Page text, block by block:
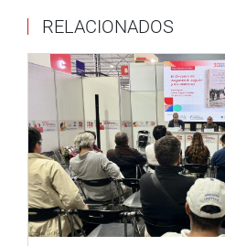
haya sumado a esta iniciativa
apruebe dicho proyecto de ley.
Actualmente, el consejo
por el Ejecutivo, por ello, la
Ley N° 27056 para consolidar
presidente ejecutivo de dicha
politización de su gestión.
“Plantear que el presidente
nueve miembros que
RELACIONADOS